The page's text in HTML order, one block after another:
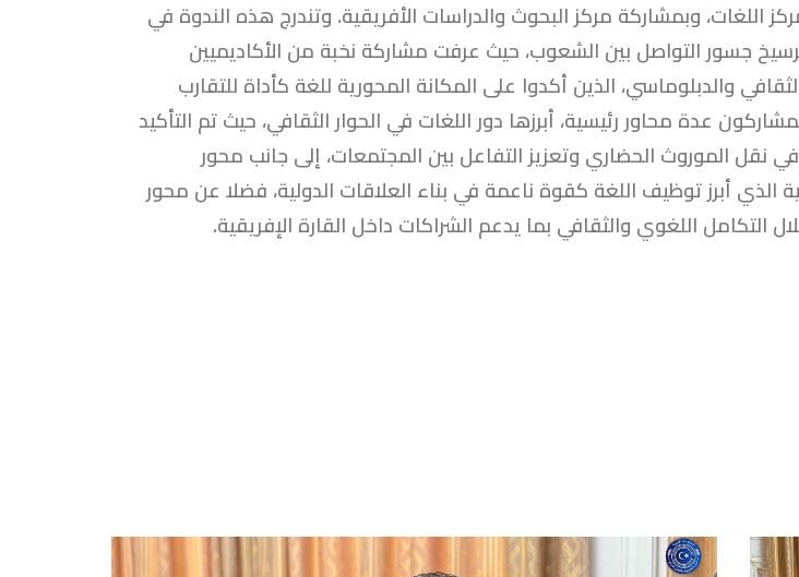
وبمشاركة مركز البحوث والدراسات الأفريقية. وتندرج هذه الندوة في
وترسيخ جسور التواصل بين الشعوب، حيث عرفت مشاركة نخبة من الأكاديميين
والدبلوماسي، الذين أكدوا على المكانة المحورية للغة كأداة للتقارب
عدة محاور رئيسية، أبرزها دور اللغات في الحوار الثقافي، حيث تم التأكيد
نقل الموروث الحضاري وتعزيز التفاعل بين المجتمعات، إلى جانب محور
الذي أبرز توظيف اللغة كقوة ناعمة في بناء العلاقات الدولية، فضلا عن محور
التكامل اللغوي والثقافي بما يدعم الشراكات داخل القارة الإفريقية.